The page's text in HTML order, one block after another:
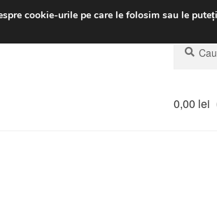
vineri 9 a.m. - 4 p.m.031 229 6816
Caută
după:
Caută
0,00 lei
cookie-urile pe care le folosim sau le